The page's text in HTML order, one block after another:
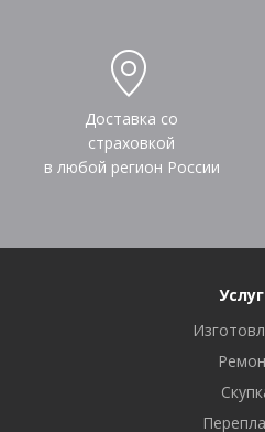
Доставка со
страховкой
в любой регион России